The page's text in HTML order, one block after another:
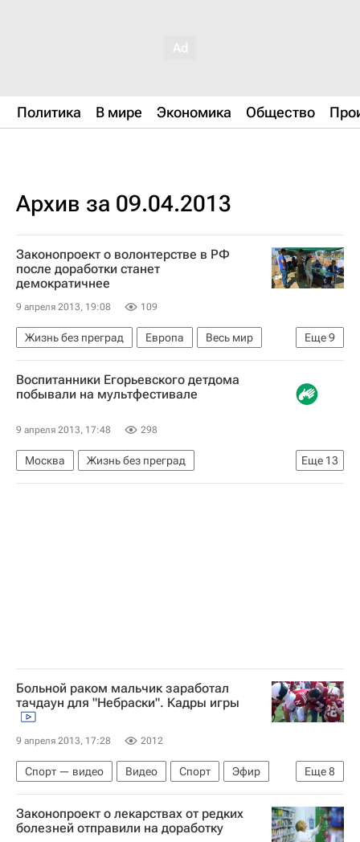
Политика В мире Экономика Общество
Архив за 09.04.2013
Законопроект о волонтерстве в РФ
после доработки станет
демократичнее
9 апреля 2013, 19:08 109
Еще9
Жизнь без преград Европа
Весь мир
Валерий Рязанский
Общественная палата РФ
Правительство РФ
Здоровье
Александр Борисов
Воспитанники Егорьевского детдома
побывали на мультфестивале
9 апреля 2013, 17:48 298
Еще 13
Москва
Жизнь без преград
Новости Подмосковья
Егорьевск
Больной раком мальчик заработал
тачдаун для "Небраски". Кадры игры
9 апреля 2013, 17:28 2012
Еще8
Спорт — видео Видео Спорт
Эфир
Жизнь без преград
Линкольн
Америка
Небраска
Весь мир
Северная Америка
Законопроект о лекарствах от редких
болезней отправили на доработку